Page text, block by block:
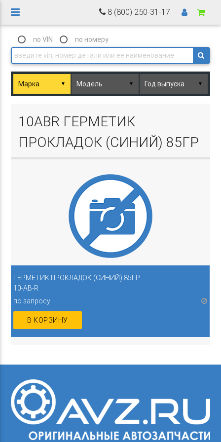
8 (800) 250-31-17
по VIN по номеру
▼ ▼ ▼
10ABR ГЕРМЕТИК
ПРОКЛАДОК (СИНИЙ) 85ГР
ГЕРМЕТИК ПРОКЛАДОК (СИНИЙ) 85ГР
10-AB-R
по запросу
В КОРЗИНУ